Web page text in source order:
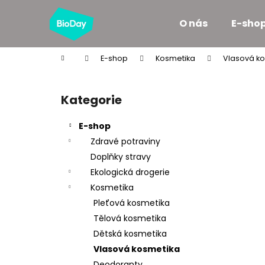
O nás E-
Domů E-shop Kosmetika Vlasová
Přeskočit
kategorie
Kategorie
E-shop
Zdravé potraviny
Doplňky stravy
Ekologická drogerie
Kosmetika
Pleťová kosmetika
Tělová kosmetika
Dětská kosmetika
Vlasová kosmetika
í
Zpět
do
Zpět
do